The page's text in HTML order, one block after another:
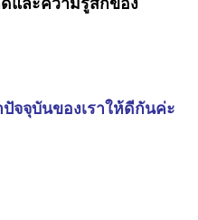
จจุบันของเราให้ดีกันค่ะ